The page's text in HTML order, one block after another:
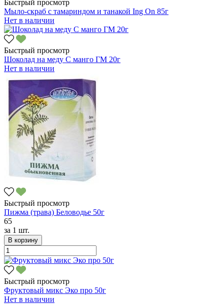
Быстрый просмотр
Мыло-скраб с тамариндом и танакой Ing On 85г
Нет в наличии
Быстрый просмотр
Шоколад на меду С манго ГМ 20г
Нет в наличии
Быстрый просмотр
Пижма (трава) Беловодье 50г
65
за 1 шт.
В корзину
Быстрый просмотр
Фруктовый микс Эко про 50г
Нет в наличии